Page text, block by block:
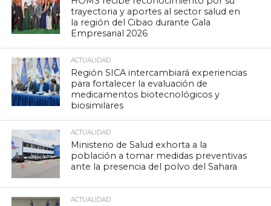
trayectoria y aportes al sector salud en
la región del Cibao durante Gala
Empresarial 2026
ACTUALIDAD
Región SICA intercambiará experiencias
para fortalecer la evaluación de
medicamentos biotecnológicos y
biosimilares
ACTUALIDAD
Ministerio de Salud exhorta a la
población a tomar medidas preventivas
ante la presencia del polvo del Sahara
ACTUALIDAD